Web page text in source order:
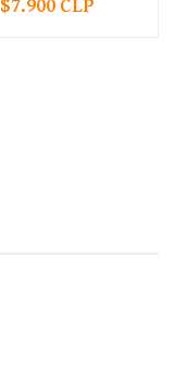
$7.900 CLP